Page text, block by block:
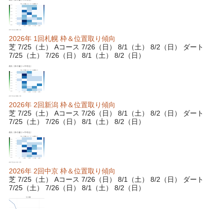
2026年 1回札幌 枠＆位置取り傾向
芝 7/25（土） Aコース 7/26（日） 8/1（土） 8/2（日） ダート
7/25（土） 7/26（日） 8/1（土） 8/2（日）
2026年 2回新潟 枠＆位置取り傾向
芝 7/25（土） Aコース 7/26（日） 8/1（土） 8/2（日） ダート
7/25（土） 7/26（日） 8/1（土） 8/2（日）
2026年 2回中京 枠＆位置取り傾向
芝 7/25（土） Aコース 7/26（日） 8/1（土） 8/2（日） ダート
7/25（土） 7/26（日） 8/1（土） 8/2（日）